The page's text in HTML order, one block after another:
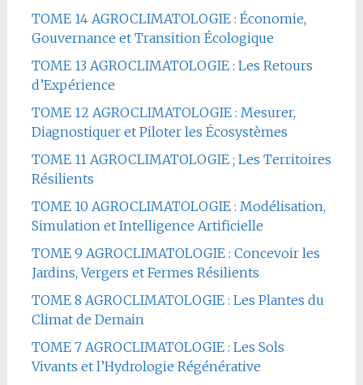
TOME 14 AGROCLIMATOLOGIE : Économie,
Gouvernance et Transition Écologique
TOME 13 AGROCLIMATOLOGIE : Les Retours
d’Expérience
TOME 12 AGROCLIMATOLOGIE : Mesurer,
Diagnostiquer et Piloter les Écosystèmes
TOME 11 AGROCLIMATOLOGIE ; Les Territoires
Résilients
TOME 10 AGROCLIMATOLOGIE : Modélisation,
Simulation et Intelligence Artificielle
TOME 9 AGROCLIMATOLOGIE : Concevoir les
Jardins, Vergers et Fermes Résilients
TOME 8 AGROCLIMATOLOGIE : Les Plantes du
Climat de Demain
TOME 7 AGROCLIMATOLOGIE : Les Sols
Vivants et l’Hydrologie Régénérative